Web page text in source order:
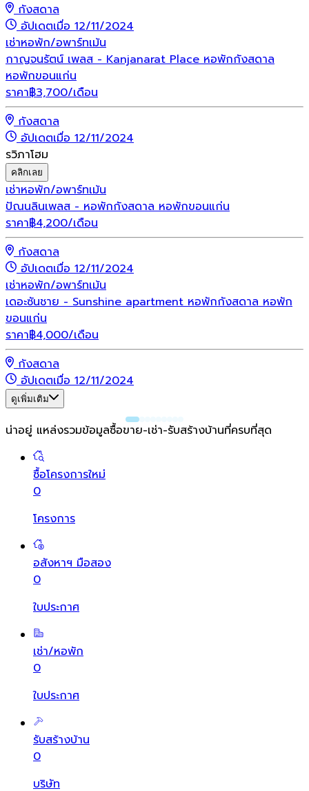
กังสดาล
อัปเดตเมื่อ 12/11/2024
เช่าหอพัก/อพาร์ทเม้น
กาญจนรัตน์ เพลส - Kanjanarat Place หอพักกังสดาล
หอพักขอนแก่น
ราคา฿3,700/เดือน
กังสดาล
อัปเดตเมื่อ 12/11/2024
รวิภาโฮม
คลิกเลย
เช่าหอพัก/อพาร์ทเม้น
ปัณนลินเพลส - หอพักกังสดาล หอพักขอนแก่น
ราคา฿4,200/เดือน
กังสดาล
อัปเดตเมื่อ 12/11/2024
เช่าหอพัก/อพาร์ทเม้น
เดอะซันชาย - Sunshine apartment หอพักกังสดาล หอพัก
ขอนแก่น
ราคา฿4,000/เดือน
กังสดาล
อัปเดตเมื่อ 12/11/2024
ดูเพิ่มเติม
น่าอยู่ แหล่งรวมข้อมูลซื้อขาย-เช่า-รับสร้างบ้านที่ครบที่สุด
ซื้อโครงการใหม่
0
โครงการ
อสังหาฯ มือสอง
0
ใบประกาศ
เช่า/หอพัก
0
ใบประกาศ
รับสร้างบ้าน
0
บริษัท